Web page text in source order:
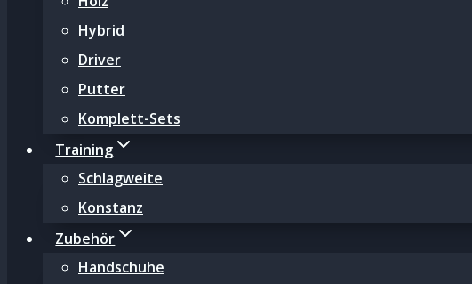
Hybrid
Driver
Putter
Komplett-Sets
Training
Schlagweite
Konstanz
Zubehör
Handschuhe